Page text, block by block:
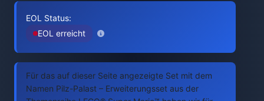
EOL Status:
EOL erreicht
Für das auf dieser Seite angezeigte Set mit dem
Namen Pilz-Palast – Erweiterungsset aus der